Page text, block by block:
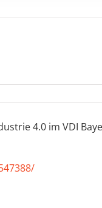
4.0 im VDI